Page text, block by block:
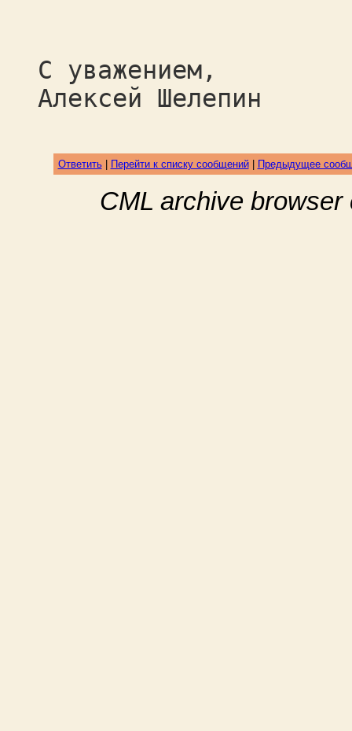
С уважением,
Алексей Шелепин
Ответить| Перейти к списку сообщений| Предыдущее
CML archive